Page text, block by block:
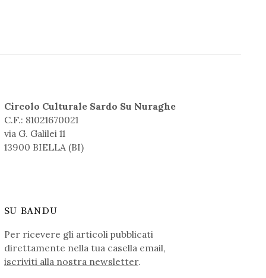
Circolo Culturale Sardo Su Nuraghe
C.F.: 81021670021
via G. Galilei 11
13900 BIELLA (BI)
SU BANDU
Per ricevere gli articoli pubblicati
direttamente nella tua casella email,
iscriviti alla nostra newsletter.